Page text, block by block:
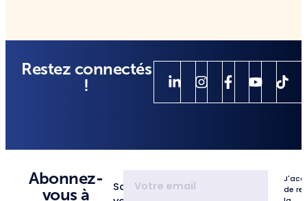
Restez connectés
!
Abonnez-
vous à
Saisissez
de